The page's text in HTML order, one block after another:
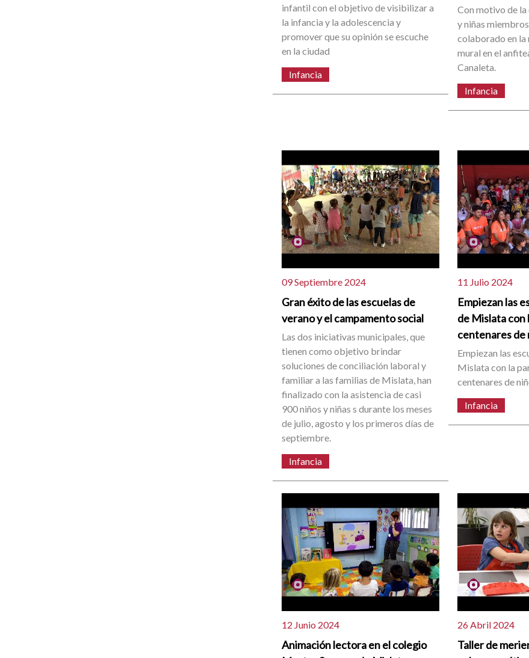
infantil con el objetivo de visibilizar a
la infancia y la adolescencia y
promover que su opinión se escuche
en la ciudad
Infancia
Con motivo de la
y niñas
colaborado en la
mural en el
Canaleta.
Infancia
09 Septiembre 2024
Gran éxito de las escuelas de
verano y el campamento social
Las dos iniciativas municipales, que
tienen como objetivo brindar
soluciones de conciliación laboral y
familiar a las familias de Mislata, han
finalizado con la asistencia de casi
900 niños y niñas s durante los meses
de julio, agosto y los primeros días de
septiembre.
Infancia
11 Julio 2024
Empiezan las
de Mislata con
centenares de
Empiezan las
Mislata con la
centenares de
Infancia
12 Junio 2024
Animación lectora en el colegio
26 Abril 2024
Taller de